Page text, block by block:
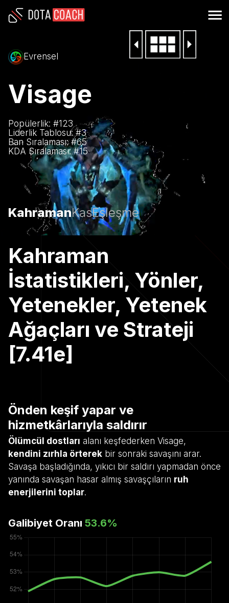
Evrensel
Visage
Popülerlik: #123
Liderlik Tablosu: #3
Ban Sıralaması: #65
KDA Sıralaması: #15
KahramanKasEşleşme
Kahraman
İstatistikleri, Yönler,
Yetenekler, Yetenek
Ağaçları ve Strateji
[7.41e]
Önden keşif yapar ve
hizmetkârlarıyla saldırır
Ölümcül dostları alanı keşfederken Visage,
kendini zırhla örterek bir sonraki savaşını arar.
Savaşa başladığında, yıkıcı bir saldırı yapmadan önce
yanında savaşan hasar almış savaşçıların ruh
enerjilerini toplar.
Galibiyet Oranı 53.6%